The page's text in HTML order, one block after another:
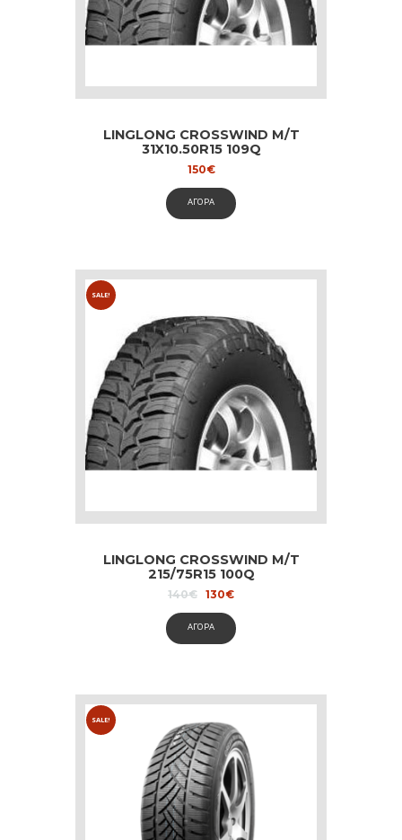
LINGLONG CROSSWIND M/T
31X10.50R15 109Q
150€
ΑΓΟΡΑ
SALE!
LINGLONG CROSSWIND M/T
215/75R15 100Q
140€ Original
was:
140€.
130€Current
is:
130€.
ΑΓΟΡΑ
SALE!